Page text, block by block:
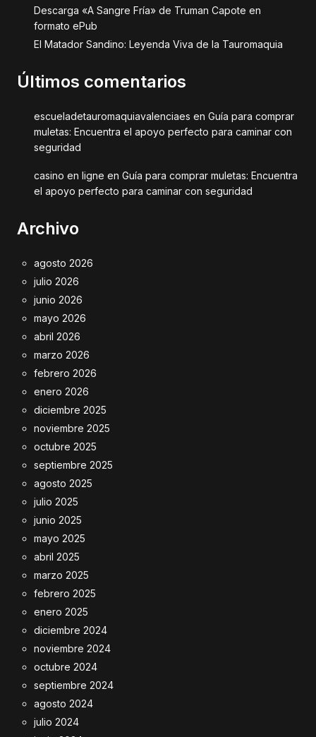
Descarga «A Sangre Fría» de Truman Capote en
formato ePub
El Matador Sandino: Leyenda Viva de la Tauromaquia
Últimos comentarios
escueladetauromaquiavalenciaes en Guía para comprar
muletas: Encuentra el apoyo perfecto para caminar con
seguridad
casino en ligne en Guía para comprar muletas: Encuentra
el apoyo perfecto para caminar con seguridad
Archivo
agosto 2026
julio 2026
junio 2026
mayo 2026
abril 2026
marzo 2026
febrero 2026
enero 2026
diciembre 2025
noviembre 2025
octubre 2025
septiembre 2025
agosto 2025
julio 2025
junio 2025
mayo 2025
abril 2025
marzo 2025
febrero 2025
enero 2025
diciembre 2024
noviembre 2024
octubre 2024
septiembre 2024
agosto 2024
julio 2024